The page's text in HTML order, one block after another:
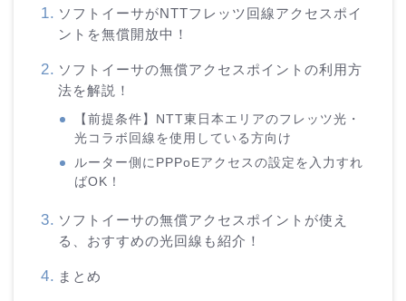
ソフトイーサがNTTフレッツ回線アクセスポイ
ントを無償開放中！
ソフトイーサの無償アクセスポイントの利用方
法を解説！
【前提条件】NTT東日本エリアのフレッツ光・
光コラボ回線を使用している方向け
ルーター側にPPPoEアクセスの設定を入力すれ
ばOK！
ソフトイーサの無償アクセスポイントが使え
る、おすすめの光回線も紹介！
まとめ